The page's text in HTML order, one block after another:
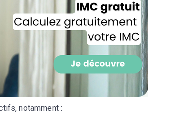
notamment :
Je consens à ce que la société
Prisma Players analyse le taux
des courriels pour mesurer et
performances des campagnes.
pourrons savoir si vous ouvrez les
l'heure à laquelle vous le faites ainsi
des informations sur le terminal que
utilisez. Pour en savoir plus sur ces
voir notre politique de confidentialité
Je reçois mon cadeau !